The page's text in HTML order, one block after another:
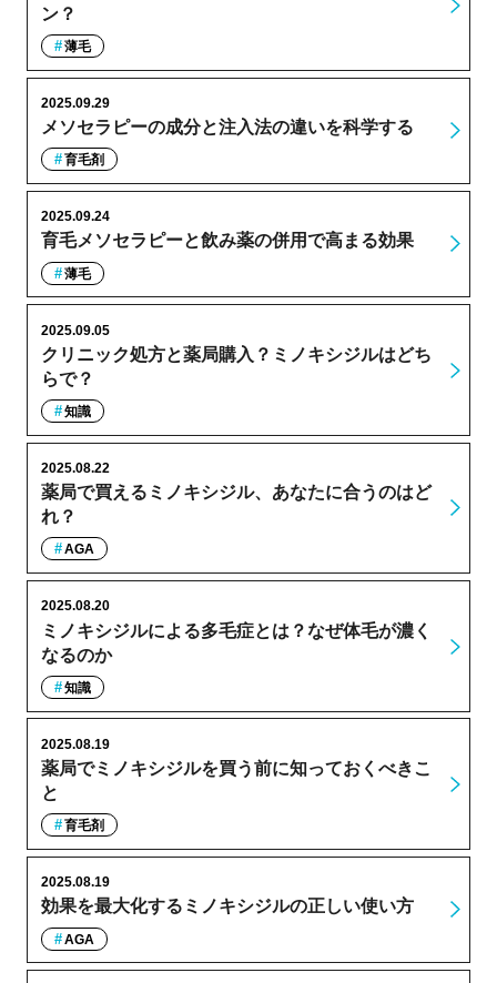
ン？
薄毛
メソセラピーの成分と注入法の違いを科学する
2025.09.29
育毛剤
育毛メソセラピーと飲み薬の併用で高まる効果
2025.09.24
薄毛
クリニック処方と薬局購入？ミノキシジルはどち
らで？
2025.09.05
知識
薬局で買えるミノキシジル、あなたに合うのはど
れ？
2025.08.22
AGA
ミノキシジルによる多毛症とは？なぜ体毛が濃く
なるのか
2025.08.20
知識
薬局でミノキシジルを買う前に知っておくべきこ
と
2025.08.19
育毛剤
効果を最大化するミノキシジルの正しい使い方
2025.08.19
AGA